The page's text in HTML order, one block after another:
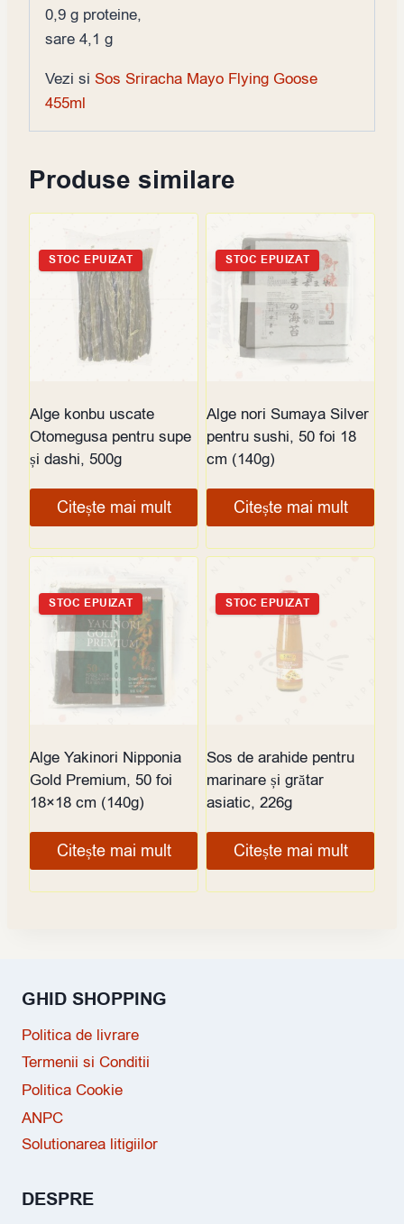
0,9 g proteine,
sare 4,1 g
Vezi si Sos Sriracha Mayo Flying Goose
455ml
Produse similare
STOC EPUIZAT
Alge konbu uscate
Otomegusa pentru supe
și dashi, 500g
Citește mai mult
STOC EPUIZAT
Alge nori Sumaya Silver
pentru sushi, 50 foi 18
cm (140g)
Citește mai mult
STOC EPUIZAT
Alge Yakinori Nipponia
Gold Premium, 50 foi
18×18 cm (140g)
Citește mai mult
STOC EPUIZAT
Sos de arahide pentru
marinare și grătar
asiatic, 226g
Citește mai mult
GHID SHOPPING
Politica de livrare
Termenii si Conditii
Politica Cookie
ANPC
Solutionarea litigiilor
DESPRE